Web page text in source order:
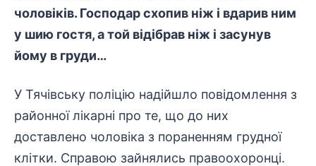
чоловіків. Господар схопив ніж і вдарив ним
у шию гостя, а той відібрав ніж і засунув
йому в груди…
У Тячівську поліцію надійшло повідомлення з
районної лікарні про те, що до них
доставлено чоловіка з пораненням грудної
клітки. Справою зайнялись правоохоронці.